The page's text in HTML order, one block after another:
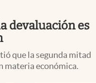
devaluación es
que la segunda mitad
materia económica.